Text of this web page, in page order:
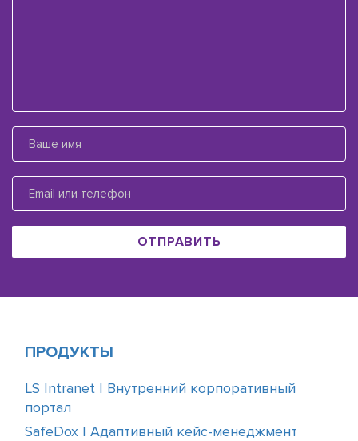
ОТПРАВИТЬ
ПРОДУКТЫ
LS Intranet | Внутренний корпоративный
портал
SafeDox | Адаптивный кейс-менеджмент